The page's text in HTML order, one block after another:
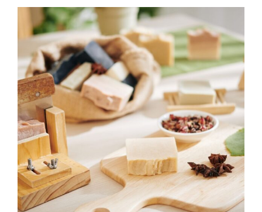
sur 5
basé sur
notations
client